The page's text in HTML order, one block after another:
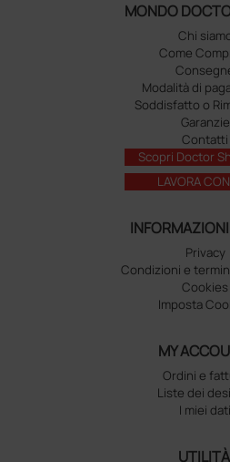
MONDO
Chi
Come
Modalità di
Soddisfatto o
Garanzie
Contatti
Scopri Doctor
LAVORA
Privacy
Condizioni e
Cookies
Imposta
MY
Ordini e
Liste dei
I miei dati
UTILITÀ